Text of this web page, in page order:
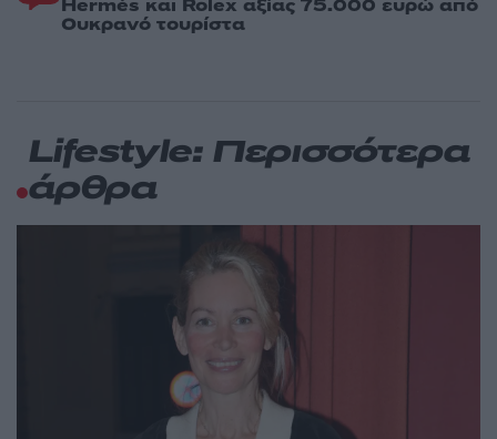
Hermès και Rolex αξίας 75.000 ευρώ από
Ουκρανό τουρίστα
Lifestyle: Περισσότερα
άρθρα